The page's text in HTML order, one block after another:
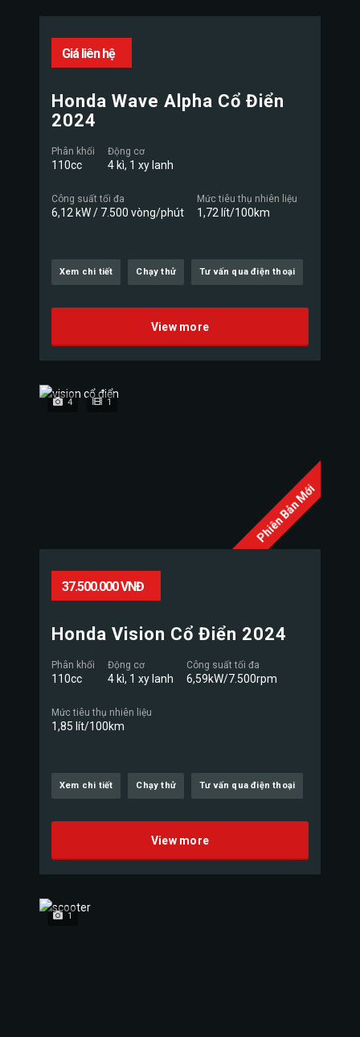
Giá liên hệ
Honda Wave Alpha Cổ Điển
2024
Phân khối
110cc
Động cơ
4 kì, 1 xy lanh
Công suất tối đa
6,12 kW / 7.500 vòng/phút
Mức tiêu thụ nhiên liệu
1,72 lít/100km
Xem chi tiết Chạy thử Tư vấn qua điện thoại
View more
Phiên Bản Mới
4 1
37.500.000 VNĐ
Honda Vision Cổ Điển 2024
Phân khối
110cc
Động cơ
4 kì, 1 xy lanh
Công suất tối đa
6,59kW/7.500rpm
Mức tiêu thụ nhiên liệu
1,85 lít/100km
Xem chi tiết Chạy thử Tư vấn qua điện thoại
View more
1